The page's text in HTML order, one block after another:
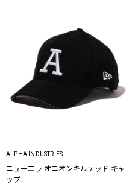
ALPHA INDUSTRIES
ニューエラ オニオンキルテッド キャ
ップ